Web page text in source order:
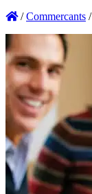
/Commercants /